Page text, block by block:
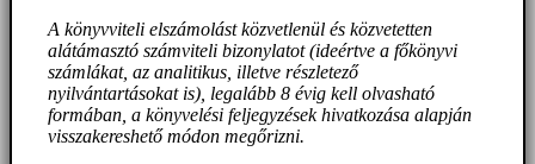
A könyvviteli elszámolást közvetlenül és közvetetten
alátámasztó számviteli bizonylatot (ideértve a főkönyvi
számlákat, az analitikus, illetve részletező
nyilvántartásokat is), legalább 8 évig kell olvasható
formában, a könyvelési feljegyzések hivatkozása alapján
visszakereshető módon megőrizni.